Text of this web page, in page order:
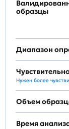
образцы
Диапазон
Нужен более
Объем
Время